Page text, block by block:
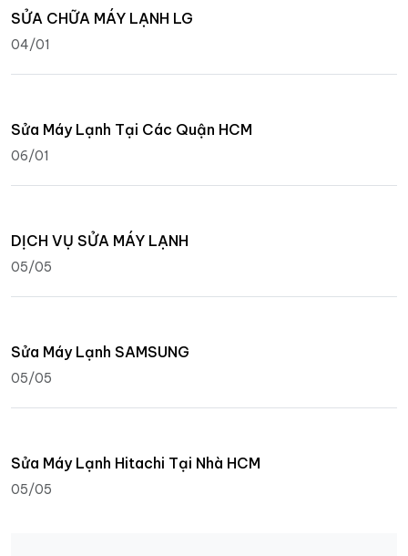
SỬA CHỮA MÁY LẠNH LG
04/01
Sửa Máy Lạnh Tại Các Quận HCM
06/01
DỊCH VỤ SỬA MÁY LẠNH
05/05
Sửa Máy Lạnh SAMSUNG
05/05
Sửa Máy Lạnh Hitachi Tại Nhà HCM
05/05